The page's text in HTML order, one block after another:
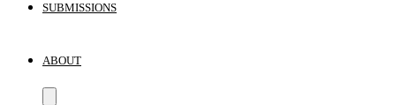
SUBMISSIONS
ABOUT